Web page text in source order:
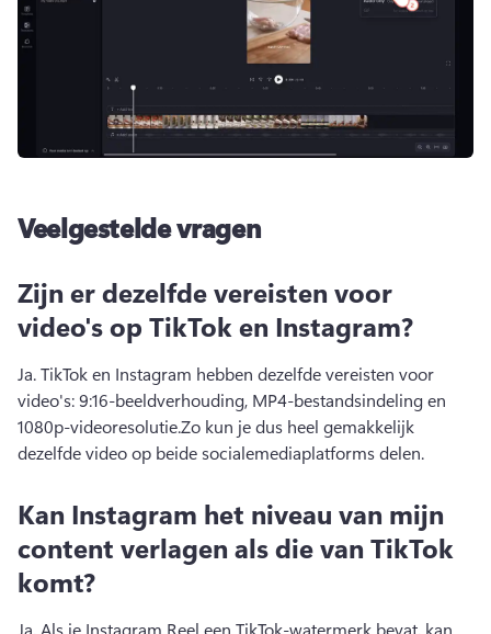
Veelgestelde vragen
Zijn er dezelfde vereisten voor
video's op TikTok en Instagram?
Ja. TikTok en Instagram hebben dezelfde vereisten voor
video's: 9:16-beeldverhouding, MP4-bestandsindeling en
1080p-videoresolutie.Zo kun je dus heel gemakkelijk
dezelfde video op beide socialemediaplatforms delen.
Kan Instagram het niveau van mijn
content verlagen als die van TikTok
komt?
Ja. Als je Instagram Reel een TikTok-watermerk bevat, kan